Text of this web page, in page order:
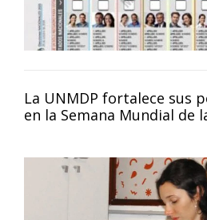
La UNMDP fortalece sus
en la Semana Mundial de